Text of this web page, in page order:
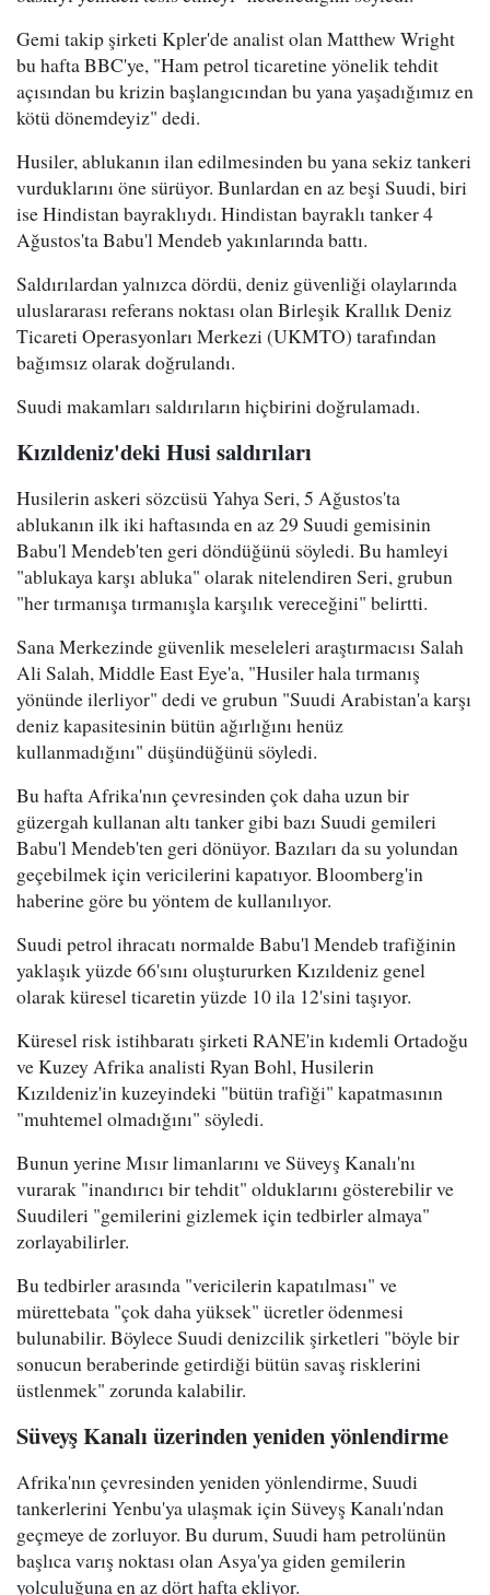
Gemi takip şirketi Kpler'de analist olan Matthew Wright
bu hafta BBC'ye, "Ham petrol ticaretine yönelik tehdit
açısından bu krizin başlangıcından bu yana yaşadığımız en
kötü dönemdeyiz" dedi.
Husiler, ablukanın ilan edilmesinden bu yana sekiz tankeri
vurduklarını öne sürüyor. Bunlardan en az beşi Suudi, biri
ise Hindistan bayraklıydı. Hindistan bayraklı tanker 4
Ağustos'ta Babu'l Mendeb yakınlarında battı.
Saldırılardan yalnızca dördü, deniz güvenliği olaylarında
uluslararası referans noktası olan Birleşik Krallık Deniz
Ticareti Operasyonları Merkezi (UKMTO) tarafından
bağımsız olarak doğrulandı.
Suudi makamları saldırıların hiçbirini doğrulamadı.
Kızıldeniz'deki Husi saldırıları
Husilerin askeri sözcüsü Yahya Seri, 5 Ağustos'ta
ablukanın ilk iki haftasında en az 29 Suudi gemisinin
Babu'l Mendeb'ten geri döndüğünü söyledi. Bu hamleyi
"ablukaya karşı abluka" olarak nitelendiren Seri, grubun
"her tırmanışa tırmanışla karşılık vereceğini" belirtti.
Sana Merkezinde güvenlik meseleleri araştırmacısı Salah
Ali Salah, Middle East Eye'a, "Husiler hala tırmanış
yönünde ilerliyor" dedi ve grubun "Suudi Arabistan'a karşı
deniz kapasitesinin bütün ağırlığını henüz
kullanmadığını" düşündüğünü söyledi.
Bu hafta Afrika'nın çevresinden çok daha uzun bir
güzergah kullanan altı tanker gibi bazı Suudi gemileri
Babu'l Mendeb'ten geri dönüyor. Bazıları da su yolundan
geçebilmek için vericilerini kapatıyor. Bloomberg'in
haberine göre bu yöntem de kullanılıyor.
Suudi petrol ihracatı normalde Babu'l Mendeb trafiğinin
yaklaşık yüzde 66'sını oluştururken Kızıldeniz genel
olarak küresel ticaretin yüzde 10 ila 12'sini taşıyor.
Küresel risk istihbaratı şirketi RANE'in kıdemli Ortadoğu
ve Kuzey Afrika analisti Ryan Bohl, Husilerin
Kızıldeniz'in kuzeyindeki "bütün trafiği" kapatmasının
"muhtemel olmadığını" söyledi.
Bunun yerine Mısır limanlarını ve Süveyş Kanalı'nı
vurarak "inandırıcı bir tehdit" olduklarını gösterebilir ve
Suudileri "gemilerini gizlemek için tedbirler almaya"
zorlayabilirler.
Bu tedbirler arasında "vericilerin kapatılması" ve
mürettebata "çok daha yüksek" ücretler ödenmesi
bulunabilir. Böylece Suudi denizcilik şirketleri "böyle bir
sonucun beraberinde getirdiği bütün savaş risklerini
üstlenmek" zorunda kalabilir.
Süveyş Kanalı üzerinden yeniden yönlendirme
Afrika'nın çevresinden yeniden yönlendirme, Suudi
tankerlerini Yenbu'ya ulaşmak için Süveyş Kanalı'ndan
geçmeye de zorluyor. Bu durum, Suudi ham petrolünün
başlıca varış noktası olan Asya'ya giden gemilerin
yolculuğuna en az dört hafta ekliyor.